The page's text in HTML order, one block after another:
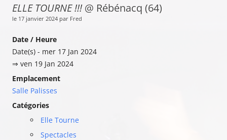
ELLE TOURNE !!!@ Rébénacq (64)
le 17 janvier 2024 par Fred
Date / Heure
Date(s) - mer 17 Jan 2024
⇒ ven 19 Jan 2024
Emplacement
Salle Palisses
Catégories
Elle Tourne
Spectacles